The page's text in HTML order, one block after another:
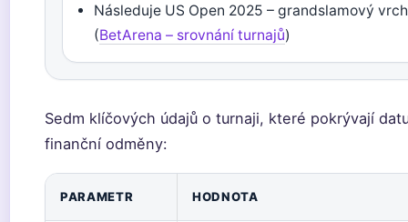
Následuje US Open 2025 – grandslamový
(BetArena – srovnání turnajů)
Sedm klíčových údajů o turnaji, které pokrývají
finanční odměny:
PARAMETR HODNOTA